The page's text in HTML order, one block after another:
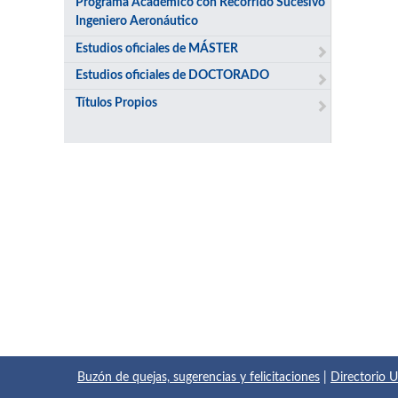
Programa Académico con Recorrido Sucesivo
Ingeniero Aeronáutico
Estudios oficiales de MÁSTER
Estudios oficiales de DOCTORADO
Títulos Propios
Buzón de quejas, sugerencias y felicitaciones Directorio